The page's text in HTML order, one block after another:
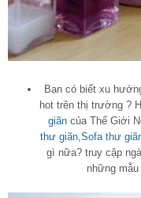
Bạn có biết xu
hot trên thị trường ?
giãn của Thế Giới
thư giãn,Sofa thư
gì nữa? truy cập
những mẫu